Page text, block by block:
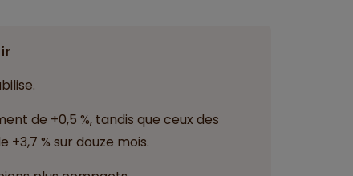
de +0,5 %, tandis que ceux des
% sur douze mois.